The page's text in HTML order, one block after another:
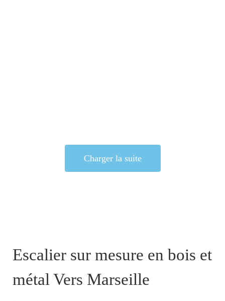
Charger la suite
Escalier sur mesure en bois et
métal Vers Marseille